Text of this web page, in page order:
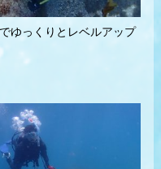
ゆっくりとレベルアップ